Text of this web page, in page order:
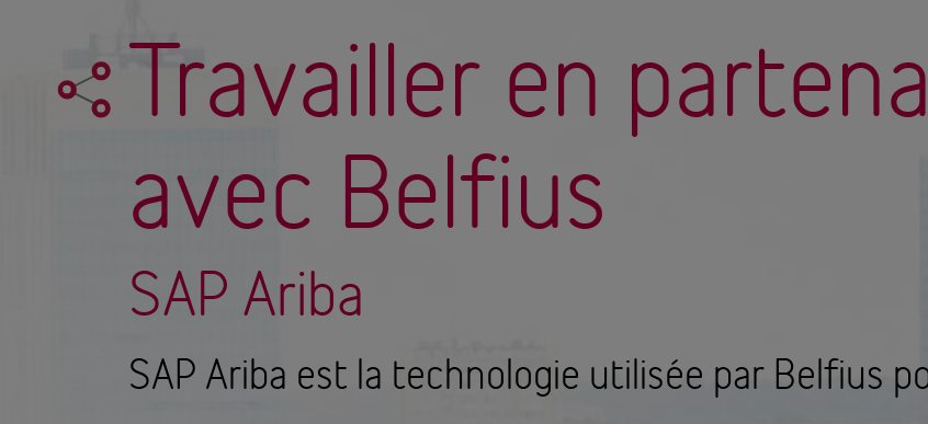
Travailler en
avec Belfius
SAP Ariba
SAP Ariba est la technologie utilisée par Belfius